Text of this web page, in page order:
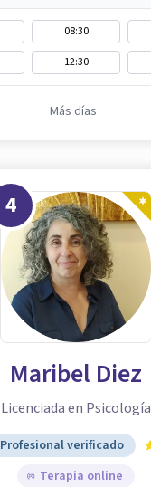
08:30
12:30
Más días
4
Maribel Diez
Licenciada en Psicología
Profesional verificado
Terapia online